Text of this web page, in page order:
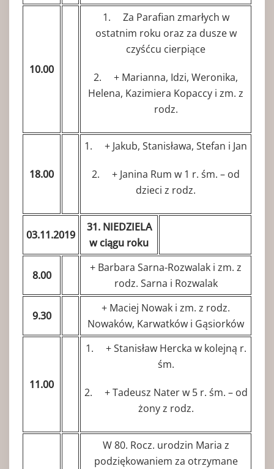
10.00
1. Za Parafian zmarłych w
ostatnim roku oraz za dusze w
czyśćcu cierpiące
2. + Marianna, Idzi, Weronika,
Helena, Kazimiera Kopaccy i zm. z
rodz.
18.00
1. + Jakub, Stanisława, Stefan i Jan
2. + Janina Rum w 1 r. śm. – od
dzieci z rodz.
03.11.2019
31. NIEDZIELA
w ciągu roku
8.00
+ Barbara Sarna-Rozwalak i zm. z
rodz. Sarna i Rozwalak
9.30
+ Maciej Nowak i zm. z rodz.
Nowaków, Karwatków i Gąsiorków
11.00
1. + Stanisław Hercka w kolejną r.
śm.
2. + Tadeusz Nater w 5 r. śm. – od
żony z rodz.
W 80. Rocz. urodzin Maria z
podziękowaniem za otrzymane